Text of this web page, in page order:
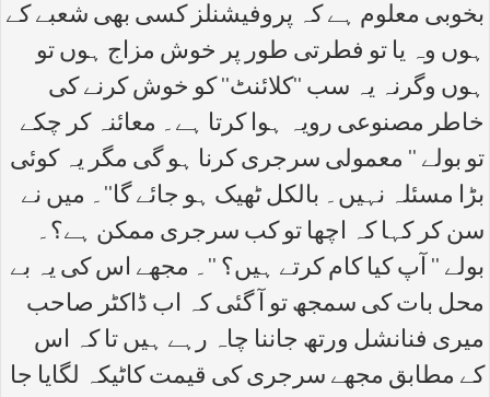
بخوبی معلوم ہے کہ پروفیشنلز کسی بھی شعبے کے
ہوں وہ یا تو فطرتی طور پر خوش مزاج ہوں تو
ہوں وگرنہ یہ سب ''کلائنٹ'' کو خوش کرنے کی
خاطر مصنوعی رویہ ہوا کرتا ہے۔ معائنہ کر چکے
تو بولے '' معمولی سرجری کرنا ہو گی مگر یہ کوئی
بڑا مسئلہ نہیں۔ بالکل ٹھیک ہو جائے گا''۔ میں نے
سن کر کہا کہ اچھا تو کب سرجری ممکن ہے؟۔
بولے '' آپ کیا کام کرتے ہیں؟ ''۔ مجھے اس کی یہ بے
محل بات کی سمجھ تو آ گئی کہ اب ڈاکٹر صاحب
میری فنانشل ورتھ جاننا چاہ رہے ہیں تا کہ اس
کے مطابق مجھے سرجری کی قیمت کاٹیکہ لگایا جا